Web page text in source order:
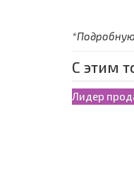
С этим
Лидер